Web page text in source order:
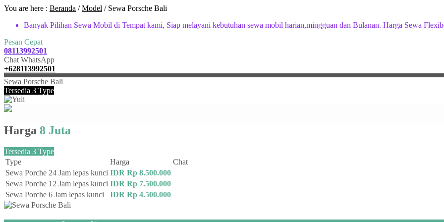
You are here : Beranda /Model / Sewa Porsche Bali
Banyak Pilihan Sewa Mobil di Tempat kami, Siap melayani kebutuhan sewa mobil harian,mingguan dan Bulanan. Harga Sewa
Pesan Cepat
08113992501
Chat WhatsApp
+628113992501
Sewa Porsche Bali
Tersedia 3 Type
Harga 8 Juta
Tersedia 3 Type
Type
Harga
Chat
Sewa Porche 24 Jam lepas kunci IDR Rp 8.500.000
Sewa Porche 12 Jam lepas kunci IDR Rp 7.500.000
Sewa Porche 6 Jam lepas kunci
IDR Rp 4.500.000